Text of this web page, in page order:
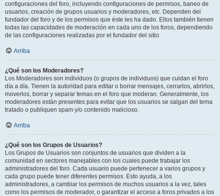
configuraciones del foro, incluyendo configuraciones de permisos, baneo de
usuarios, creación de grupos usuarios y moderadores, etc. Dependen del
fundador del foro y de los permisos que éste les ha dado. Ellos también tienen
todas las capacidades de moderación en cada uno de los foros, dependiendo
de las configuraciones realizadas por el fundador del sitio.
Arriba
¿Qué son los Moderadores?
Los Moderadores son individuos (o grupos de individuos) que cuidan el foro
día a día. Tienen la autoridad para editar o borrar mensajes, cerrarlos, abrirlos,
moverlos, borrar y separar temas en el foro que moderan. Generalmente, los
moderadores están presentes para evitar que los usuarios se salgan del tema
tratado o publiquen spam y/o contenido malicioso.
Arriba
¿Qué son los Grupos de Usuarios?
Los Grupos de Usuarios son conjuntos de usuarios que dividen a la
comunidad en sectores manejables con los cuales puede trabajar los
administradores del foro. Cada usuario puede pertenecer a varios grupos y
cada grupo puede tener diferentes permisos. Esto ayuda, a los
administradores, a cambiar los permisos de muchos usuarios a la vez, tales
como los permisos de moderador, o garantizar el acceso a foros privados a los